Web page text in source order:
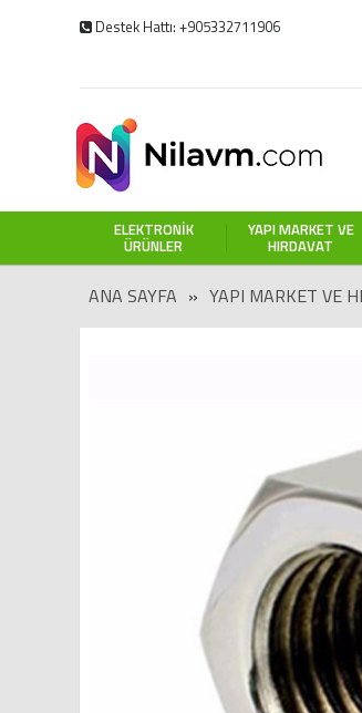
Destek Hattı: +905332711906
ELEKTRONIK
ÜRÜNLER
YAPI MARKET VE
HIRDAVAT
ANA SAYFA » YAPI MARKET VE